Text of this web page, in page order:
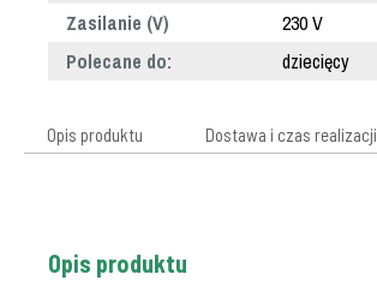
Zasilanie (V)
230 V
Polecane do:
dziecięcy
Opis produktu Dostawa i czas realizacji
Opis produktu